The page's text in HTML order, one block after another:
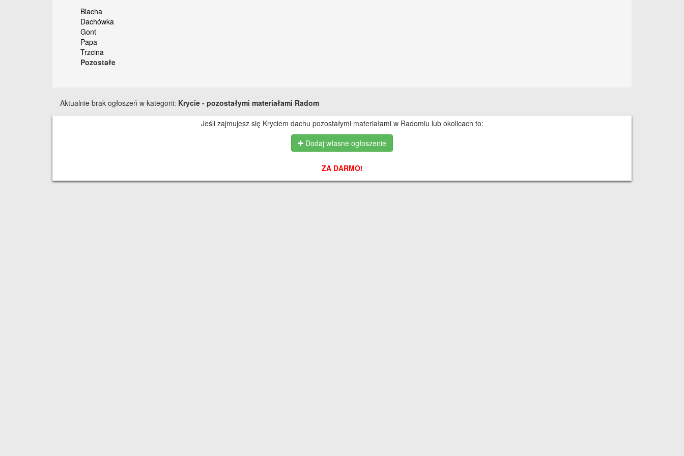
Blacha
Dachówka
Gont
Papa
Trzcina
Pozostałe
Aktualnie brak ogłoszeń w kategorii: Krycie - pozostałymi materiałami Radom
Jeśli zajmujesz się Kryciem dachu pozostałymi materiałami w Radomiu lub okolicach to:
Dodaj własne ogłoszenie
ZA DARMO!